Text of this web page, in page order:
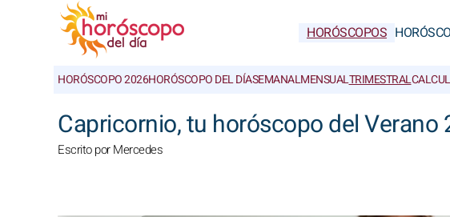
HORÓSCOPOS
HORÓSCOPO 2026HORÓSCOPO DEL DÍASEMANALMENSUALTRIMESTRAL
Capricornio, tu horóscopo del Verano
Escrito por Mercedes